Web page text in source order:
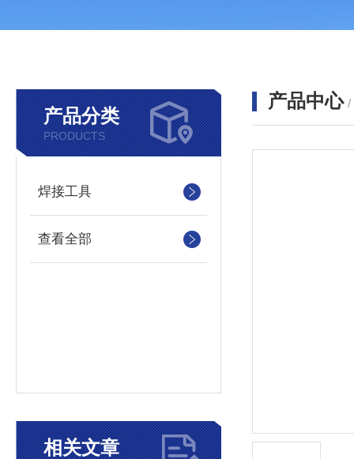
产品分类
PRODUCTS
焊接工具
查看全部
相关文章
产品中心 /